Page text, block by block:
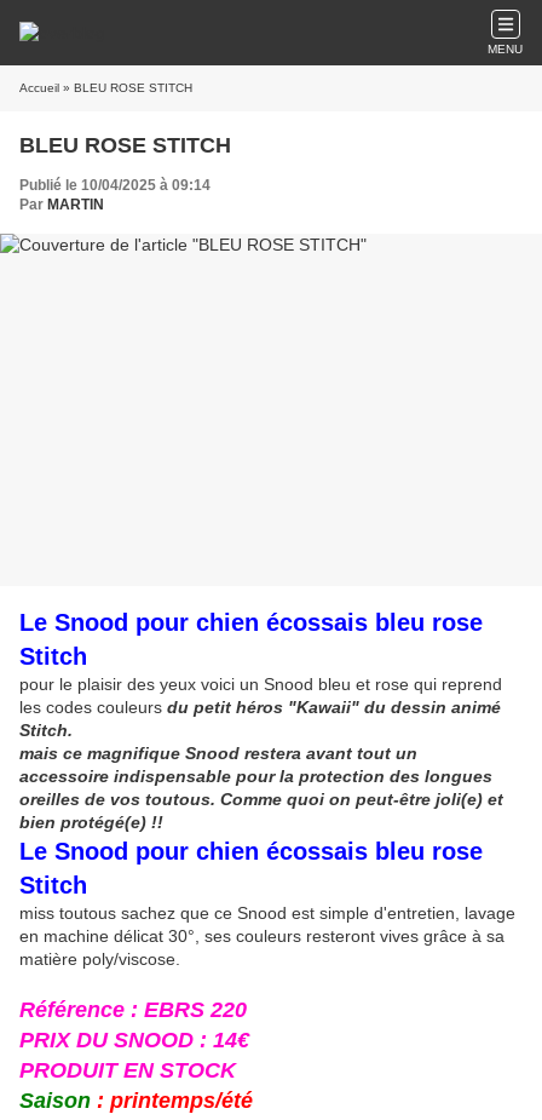
MENU
Accueil » BLEU ROSE STITCH
BLEU ROSE STITCH
Publié le 10/04/2025 à 09:14
Par MARTIN
Le Snood pour chien écossais bleu rose
Stitch
pour le plaisir des yeux voici un Snood bleu et rose qui reprend
les codes couleurs du petit héros "Kawaii" du dessin animé
Stitch.
mais ce magnifique Snood restera avant tout un
accessoire indispensable pour la protection des longues
oreilles de vos toutous. Comme quoi on peut-être joli(e) et
bien protégé(e) !!
Le Snood pour chien écossais bleu rose
Stitch
miss toutous sachez que ce Snood est simple d'entretien, lavage
en machine délicat 30°, ses couleurs resteront vives grâce à sa
matière poly/viscose.
Référence : EBRS 220
PRIX DU SNOOD : 14€
PRODUIT EN STOCK
Saison : printemps/été